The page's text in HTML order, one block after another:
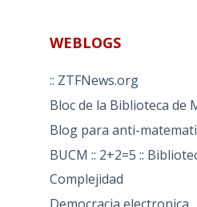
WEBLOGS
:: ZTFNews.org
Bloc de la Biblioteca de
Blog para anti-
BUCM :: 2+2=5 ::
Complejidad